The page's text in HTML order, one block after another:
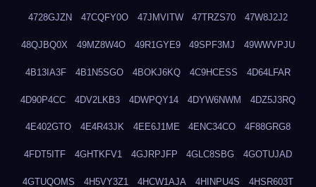
4728GJZN 47CQFY0O 47JMVITW 47TRZS70 47W8J2J2
48QJBQ0X 49MZ8W4O 49R1GYE9 49SPF3MJ 49WWVPJU
4B13IA3F 4B1N5SGO 4BOKJ6KQ 4C9HCESS 4D64LFAR
4D90P4CC 4DV2LKB3 4DWPQY14 4DYW6NWM 4DZ5J3RQ
4E402GTO 4E4R43JK 4EE6J1ME 4ENC34CO 4F88GRG8
4FDT5ITF 4GHTKFV1 4GJRPJFP 4GLC8SBG 4GOTUJAD
4GTUQOMS 4H5VY3Z1 4HCW1AJA 4HINPU4S 4HSR603T